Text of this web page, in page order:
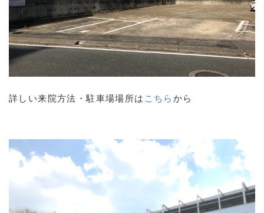
詳しい来院方法・駐車場場所は こちら から